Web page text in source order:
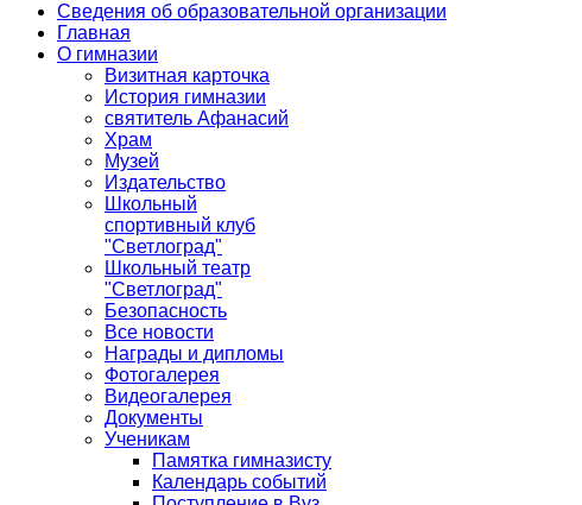
Сведения об образовательной организации
Главная
О гимназии
Визитная карточка
История гимназии
святитель Афанасий
Храм
Музей
Издательство
Школьный
спортивный клуб
"Светлоград"
Школьный театр
"Светлоград"
Безопасность
Все новости
Награды и дипломы
Фотогалерея
Видеогалерея
Документы
Ученикам
Памятка гимназисту
Календарь событий